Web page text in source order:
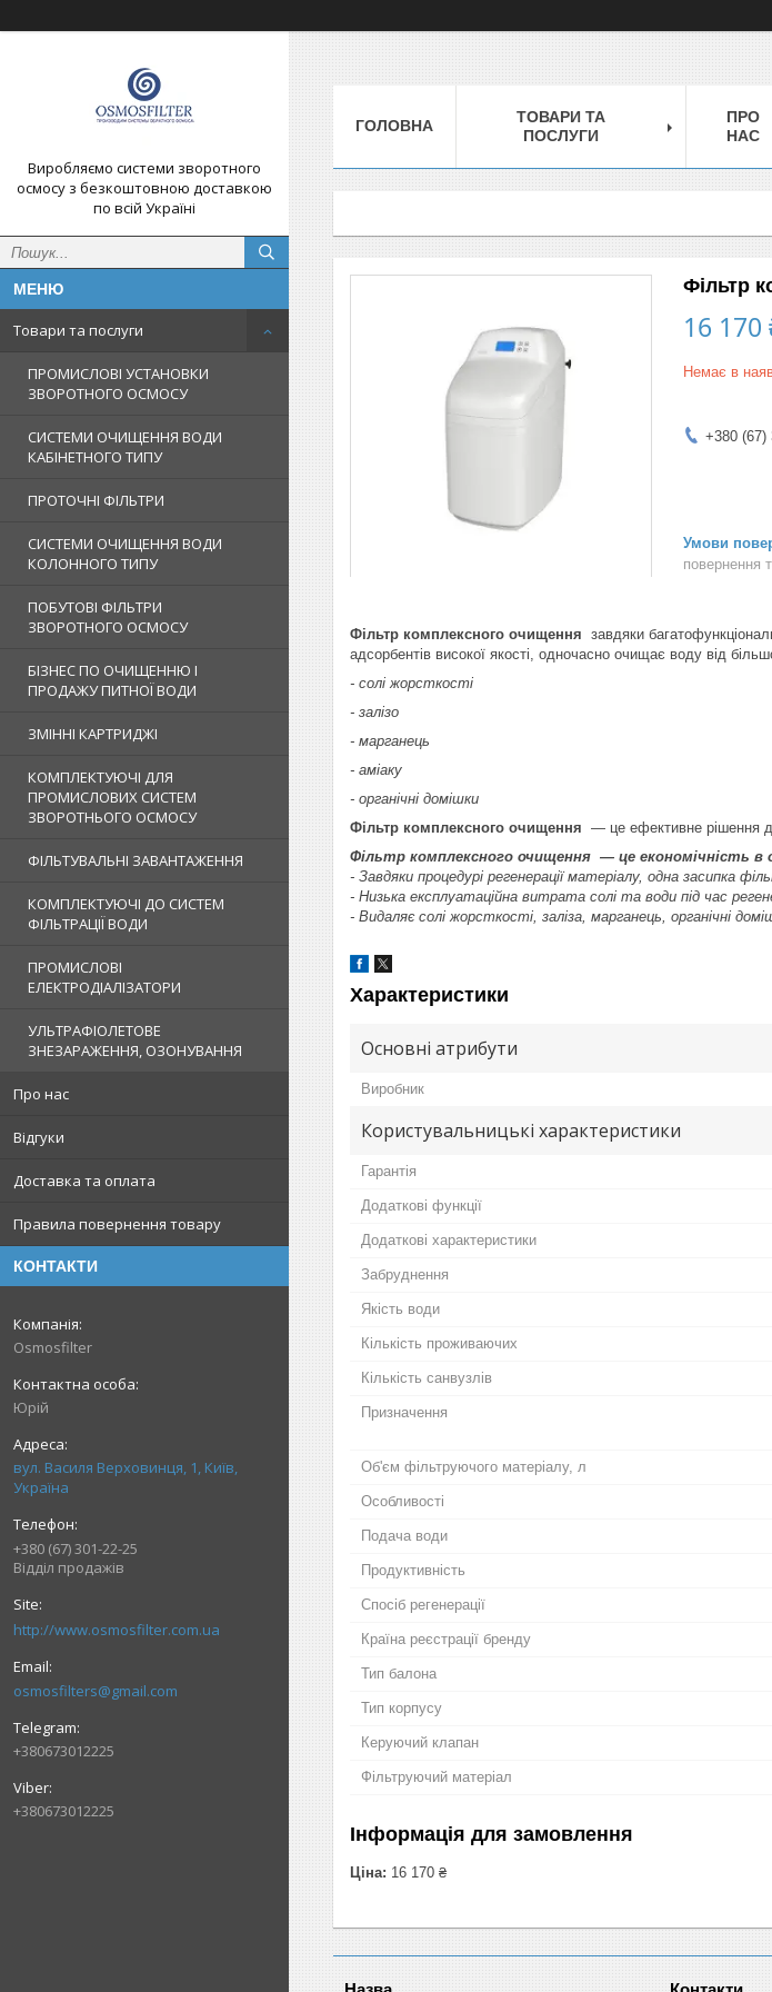
Виробляємо системи зворотного
осмосу з безкоштовною доставкою
по всій Україні
Товари та послуги
ПРОМИСЛОВІ УСТАНОВКИ
ЗВОРОТНОГО ОСМОСУ
СИСТЕМИ ОЧИЩЕННЯ ВОДИ
КАБІНЕТНОГО ТИПУ
ПРОТОЧНІ ФІЛЬТРИ
СИСТЕМИ ОЧИЩЕННЯ ВОДИ
КОЛОННОГО ТИПУ
ПОБУТОВІ ФІЛЬТРИ
ЗВОРОТНОГО ОСМОСУ
БІЗНЕС ПО ОЧИЩЕННЮ І
ПРОДАЖУ ПИТНОЇ ВОДИ
ЗМІННІ КАРТРИДЖІ
КОМПЛЕКТУЮЧІ ДЛЯ
ПРОМИСЛОВИХ СИСТЕМ
ЗВОРОТНЬОГО ОСМОСУ
ФІЛЬТУВАЛЬНІ ЗАВАНТАЖЕННЯ
КОМПЛЕКТУЮЧІ ДО СИСТЕМ
ФІЛЬТРАЦІЇ ВОДИ
ПРОМИСЛОВІ
ЕЛЕКТРОДІАЛІЗАТОРИ
УЛЬТРАФІОЛЕТОВЕ
ЗНЕЗАРАЖЕННЯ, ОЗОНУВАННЯ
Про нас
Відгуки
Доставка та оплата
Правила повернення товару
КОНТАКТИ
Osmosfilter
Юрій
вул. Василя Верховинця, 1, Київ,
Україна
+380 (67) 301-22-25
Відділ продажів
http://www.osmosfilter.com.ua
osmosfilters@gmail.com
+380673012225
+380673012225
ГОЛОВНА
ТОВАРИ ТА
ПОСЛУГИ
ПРО
НАС
Фільтр
16 170
Немає в
+380 (67)
повернення
Фільтр комплексного очищення завдяки
адсорбентів високої якості, одночасно очищає воду від
- солі жорсткості
- залізо
- марганець
- аміаку
- органічні домішки
Фільтр комплексного очищення — це ефективне рішення
Фільтр комплексного очищення — це економічність в
- Завдяки процедурі регенерації матеріалу, одна засипка
- Низька експлуатаційна витрата солі та води під час
- Видаляє солі жорсткості, заліза, марганець, органічні
Характеристики
Основні атрибути
Виробник
Користувальницькі характеристики
Гарантія
Додаткові функції
Додаткові характеристики
Забруднення
Якість води
Кількість проживаючих
Кількість санвузлів
Призначення
Об'єм фільтруючого матеріалу, л
Особливості
Подача води
Продуктивність
Спосіб регенерації
Країна реєстрації бренду
Тип балона
Тип корпусу
Керуючий клапан
Фільтруючий матеріал
Інформація для замовлення
Ціна: 16 170 ₴